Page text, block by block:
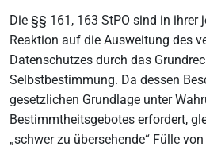
Die §§ 161, 163 StPO sind in ihrer
Reaktion auf die Ausweitung des
Datenschutzes durch das
Selbstbestimmung. Da dessen
gesetzlichen Grundlage unter
Bestimmtheitsgebotes erfordert,
„schwer zu übersehende“ Fülle